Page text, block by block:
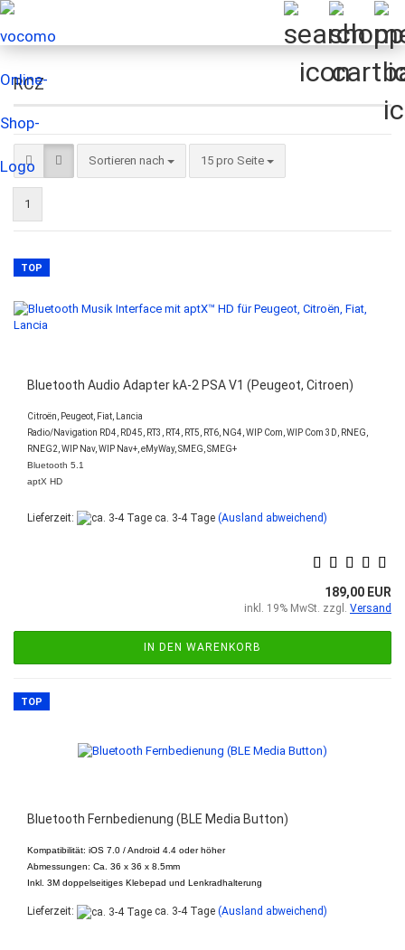
RCZ
Sortieren nach
Sortieren nach 15 pro Seite
pro Seite
1
TOP
Bluetooth Audio Adapter kA-2 PSA V1 (Peugeot, Citroen)
Citroën, Peugeot, Fiat, Lancia
Radio/Navigation RD4, RD45, RT3, RT4, RT5, RT6, NG4, WIP Com, WIP Com 3D, RNEG,
RNEG2, WIP Nav, WIP Nav+, eMyWay, SMEG, SMEG+
Bluetooth 5.1
aptX HD
Lieferzeit: ca. 3-4 Tage (Ausland abweichend)
189,00 EUR
inkl. 19% MwSt. zzgl. Versand
IN DEN WARENKORB
TOP
Bluetooth Fernbedienung (BLE Media Button)
Kompatibilität: iOS 7.0 / Android 4.4 oder höher
Abmessungen: Ca. 36 x 36 x 8.5mm
Inkl. 3M doppelseitiges Klebepad und Lenkradhalterung
Lieferzeit: ca. 3-4 Tage (Ausland abweichend)